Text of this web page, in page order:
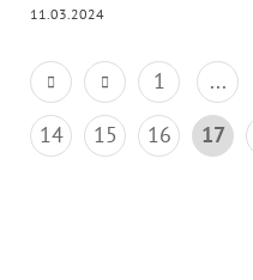
11.03.2024
1 ...
14
15 16 17